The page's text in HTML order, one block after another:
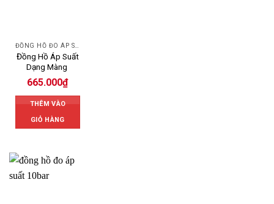
ĐỒNG HỒ ĐO ÁP SUẤT
Đồng Hồ Áp Suất
Dạng Màng
665.000₫
THÊM VÀO
GIỎ HÀNG